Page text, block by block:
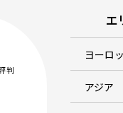
判
エ
ヨーロ
アジア